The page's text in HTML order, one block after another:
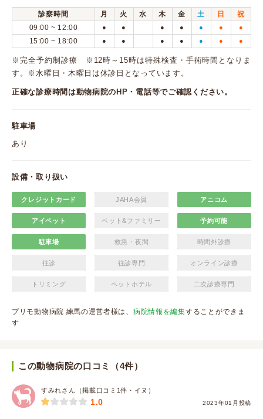
診察時間 月 火 水 木 金 土 日
祝
09:00 ~ 12:00
● ● ● ● ● ● ●
15:00 ~ 18:00 ● ● ● ● ● ● ●
※完全予約制診療 ※12時～15時は特殊検査・手術時間となりま
す。※水曜日・木曜日は休診日となっています。
正確な診療時間は動物病院のHP・電話等でご確認ください。
駐車場
あり
設備・取り扱い
クレジットカード JAHA会員 アニコム
アイペット ペット&ファミリー 予約可能
駐車場 救急・夜間 時間外診療
往診 往診専門 オンライン診療
トリミング ペットホテル 二次診療専門
プリモ動物病院 練馬の運営者様は、 病院情報を編集することができま
す
この動物病院の口コミ（4件）
すみれさん（掲載口コミ1件・イヌ）
2023年01月投稿
1.0